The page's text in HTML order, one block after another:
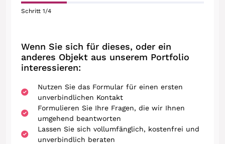
Schritt1/4
Wenn Sie sich für dieses, oder ein
anderes Objekt aus unserem Portfolio
interessieren:
Nutzen Sie das Formular für einen ersten
unverbindlichen Kontakt
Formulieren Sie Ihre Fragen, die wir Ihnen
umgehend beantworten
Lassen Sie sich vollumfänglich, kostenfrei und
unverbindlich beraten